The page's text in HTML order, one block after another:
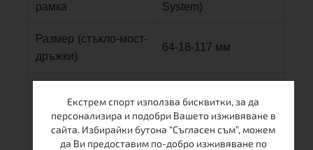
рамка
System)
Размер (стъкло-мост-
дръжки)
64-18-117 мм
Пол /
Предназначение
Unisex
Екстрем спорт използва бисквитки, за да
персонализира и подобри Вашето изживяване в
сайта. Избирайки бутона “Съгласен съм”, можем
да Ви предоставим по-добро изживяване по